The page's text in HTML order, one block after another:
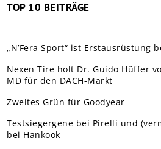
TOP 10 BEITRÄGE
„N’Fera Sport“ ist Erstausrüstung
Nexen Tire holt Dr. Guido Hüffer
MD für den DACH-Markt
Zweites Grün für Goodyear
Testsiegergene bei Pirelli und
bei Hankook